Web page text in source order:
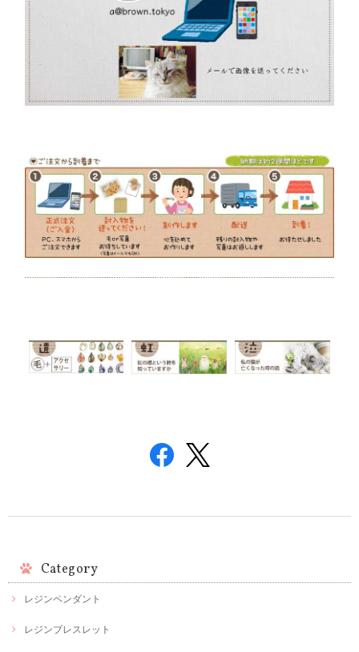
Category
レジンペンダント
レジンブレスレット